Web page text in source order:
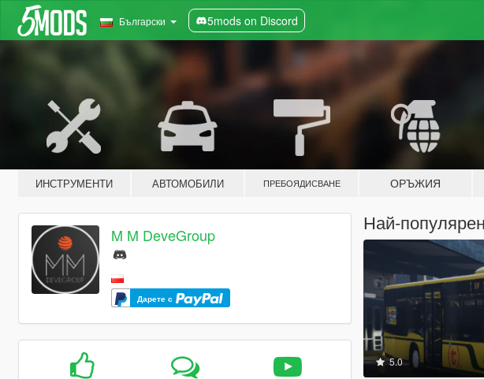
Български 5mods on Discord
ИНСТРУМЕНТИ АВТОМОБИЛИ ПРЕБОЯДИСВАНЕ ОРЪЖИЯ
M M DeveGroup
Дарете с
Най-
5.0